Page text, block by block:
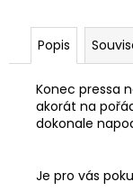
Popis
Konec pressa
akorát na
dokonale
Je pro vás